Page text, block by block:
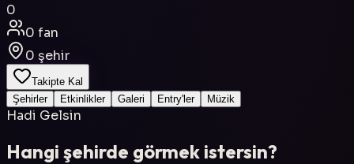
0
0 fan
0 şehir
Takipte Kal
Şehirler
Etkinlikler Galeri Entry'ler Müzik
Hadi Gelsin
Hangi şehirde görmek istersin?